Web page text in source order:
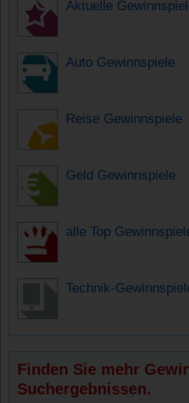
Aktuelle
Auto Gewinnspiele
Reise Gewinnspiele
Geld Gewinnspiele
alle Top
Technik-
Finden Sie mehr
Suchergebnissen.